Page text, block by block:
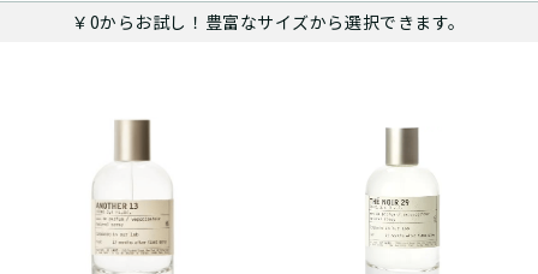
￥0からお試し！豊富なサイズから選択できます。